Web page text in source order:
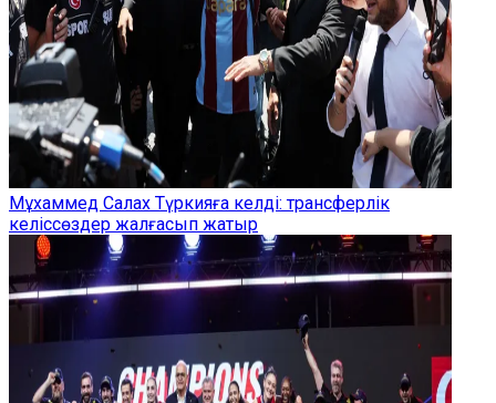
Мұхаммед Салах Түркияға келді: трансферлік
келіссөздер жалғасып жатыр